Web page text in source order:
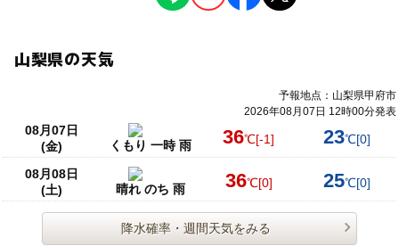
山梨県の天気
予報地点：山梨県甲府市
2026年08月07日 12時00分発表
08月07日
(金)
くもり 一時 雨 36℃[-1] 23℃[0]
08月08日
(土)
晴れ のち 雨 36℃[0] 25℃[0]
降水確率・週間天気をみる